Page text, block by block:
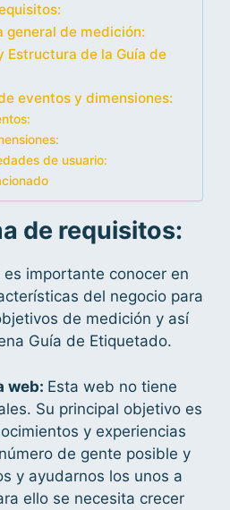
general de medición:
Estructura de la Guía de
eventos y dimensiones:
de usuario:
de requisitos:
importante conocer en
del negocio para
de medición y así
Guía de Etiquetado.
web: Esta web no tiene
Su principal objetivo es
y experiencias
de gente posible y
y ayudarnos los unos a
ello se necesita crecer